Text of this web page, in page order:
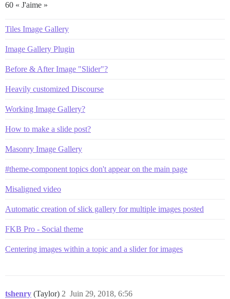
60 « J'aime »
Tiles Image Gallery
Image Gallery Plugin
Before & After Image "Slider"?
Heavily customized Discourse
Working Image Gallery?
How to make a slide post?
Masonry Image Gallery
#theme-component topics don't appear on the main page
Misaligned video
Automatic creation of slick gallery for multiple images posted
FKB Pro - Social theme
Centering images within a topic and a slider for images
tshenry (Taylor) Juin 29, 2018, 6:56
2